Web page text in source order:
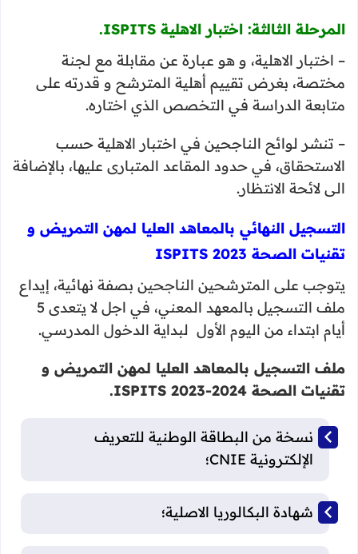
المرحلة الثالثة: اختبار الاهلية ISPITS.
– اختبار الاهلية، و هو عبارة عن مقابلة مع لجنة
مختصة، بغرض تقييم أهلية المترشح و قدرته على
متابعة الدراسة في التخصص الذي اختاره.
– تنشر لوائح الناجحين في اختبار الاهلية حسب
الاستحقاق، في حدود المقاعد المتبارى عليها، بالإضافة
الى لائحة الانتظار.
التسجيل النهائي بالمعاهد العليا لمهن التمريض و
تقنيات الصحة ISPITS 2023
يتوجب على المترشحين الناجحين بصفة نهائية، إيداع
ملف التسجيل بالمعهد المعني، في اجل لا يتعدى 5
أيام ابتداء من اليوم الأول لبداية الدخول المدرسي.
ملف التسجيل بالمعاهد العليا لمهن التمريض و
تقنيات الصحة ISPITS 2023-2024.
نسخة من البطاقة الوطنية للتعريف
الإلكترونية CNIE؛
شهادة البكالوريا الاصلية؛